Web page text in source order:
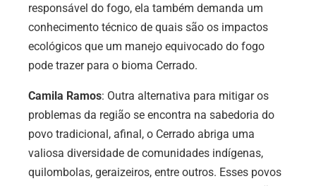
responsável do fogo, ela também demanda um
conhecimento técnico de quais são os impactos
ecológicos que um manejo equivocado do fogo
pode trazer para o bioma Cerrado.
Camila Ramos: Outra alternativa para mitigar os
problemas da região se encontra na sabedoria do
povo tradicional, afinal, o Cerrado abriga uma
valiosa diversidade de comunidades indígenas,
quilombolas, geraizeiros, entre outros. Esses povos